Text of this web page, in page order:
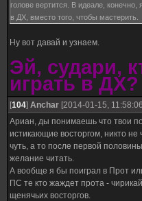
голове вертится. В идеале,
в ДХ, вместо того, чтобы мастерить.
Ну вот давай и узнаем.
Эй, судари,
играть в ДХ?
[104] Anchar [2014-01-15,
Ариан, ды понимаешь что твои
истикающие восторгом, никто
чуть, а то после первой
желание читать.
А вообще я бы поиграл в Прот
ПС те кто жаждет прота -
щенячьих восторгов.